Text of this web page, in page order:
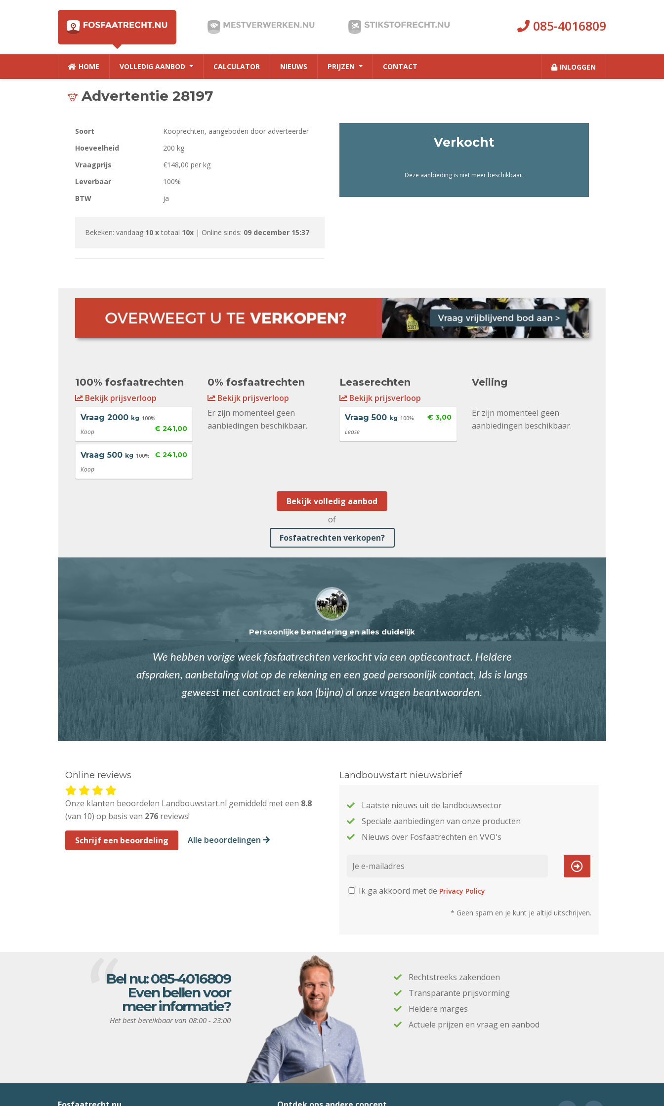
085-4016809
HOME VOLLEDIG AANBOD CALCULATOR NIEUWS PRIJZEN CONTACT INLOGGEN
Advertentie 28197
Soort
Kooprechten, aangeboden door adverteerder
Hoeveelheid
200 kg
Vraagprijs
€148,00 per kg
Leverbaar
100%
BTW
ja
Bekeken: vandaag 10 x totaal 10x | Online sinds: 09 december 15:37
Verkocht
Deze aanbieding is niet meer beschikbaar.
100% fosfaatrechten
Bekijk prijsverloop
Vraag 2000 kg 100%
€ 241,00
Koop
Vraag 500 kg 100% € 241,00
Koop
0% fosfaatrechten
Bekijk prijsverloop
Er zijn momenteel geen
aanbiedingen beschikbaar.
Leaserechten
Bekijk prijsverloop
Vraag 500 kg 100% € 3,00
Lease
Veiling
Er zijn momenteel geen
aanbiedingen beschikbaar.
Bekijk volledig aanbod
of
Fosfaatrechten verkopen?
Persoonlijke benadering en alles duidelijk
We hebben vorige week fosfaatrechten verkocht via een optiecontract. Heldere
afspraken, aanbetaling vlot op de rekening en een goed persoonlijk contact, Ids is langs
geweest met contract en kon (bijna) al onze vragen beantwoorden.
Online reviews
Onze klanten beoordelen Landbouwstart.nl gemiddeld met een 8.8
(van 10) op basis van 276 reviews!
Schrijf een beoordeling Alle beoordelingen
Landbouwstart nieuwsbrief
Laatste nieuws uit de landbouwsector
Speciale aanbiedingen van onze producten
Nieuws over Fosfaatrechten en VVO's
Ik ga akkoord met de Privacy Policy
* Geen spam en je kunt je altijd uitschrijven.
Bel nu:085-4016809
Even bellen voor
meer informatie?
Het best bereikbaar van 08:00 - 23:00
Rechtstreeks zakendoen
Transparante prijsvorming
Heldere marges
Actuele prijzen en vraag en aanbod